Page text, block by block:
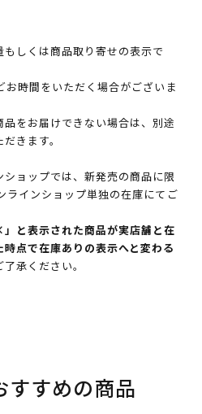
しくは商品取り寄せの表示で
時間をいただく場合がございま
をお届けできない場合は、別途
きます。
ョップでは、新発売の商品に限
ラインショップ単独の在庫にてご
と表示された商品が実店舗と在
点で在庫ありの表示へと変わる
承ください。
すすめの商品